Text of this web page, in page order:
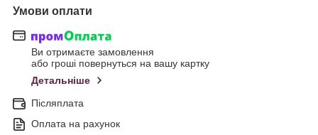
Умови оплати
Ви отримаєте замовлення
або гроші повернуться на вашу картку
Детальніше
Післяплата
Оплата на рахунок